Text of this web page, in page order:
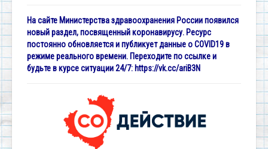
На сайте Министерства здравоохранения России появился
новый раздел, посвященный коронавирусу. Ресурс
постоянно обновляется и публикует данные о COVID19 в
режиме реального времени. Переходите по ссылке и
будьте в курсе ситуации 24/7: https://vk.cc/ariB3N